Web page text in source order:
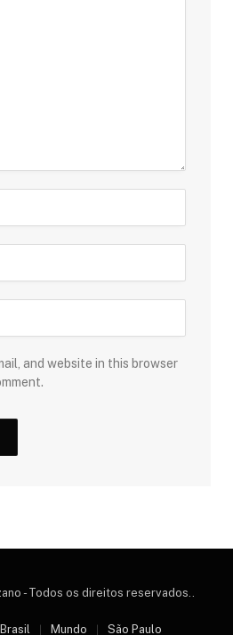
and website in this browser
- Todos os direitos reservados..
Brasil Mundo São Paulo